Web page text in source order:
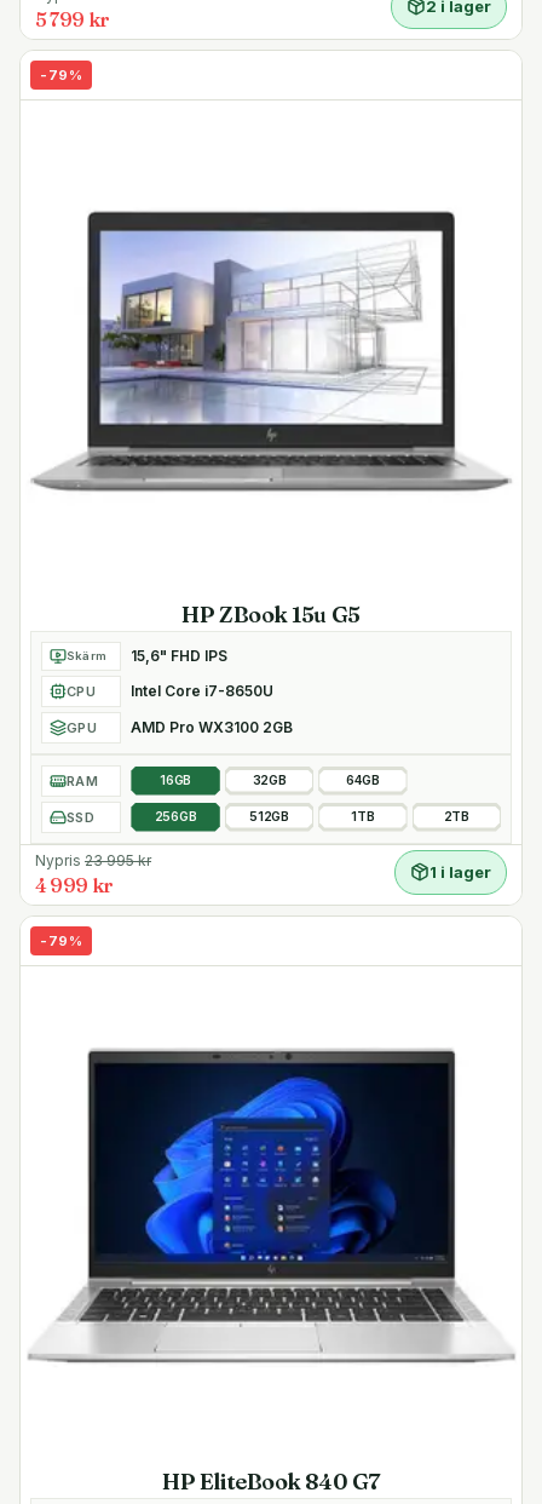
5 799 kr
2 i lager
- 79 %
HP ZBook 15u G5
Skärm 15,6" FHD IPS
CPU Intel Core i7-8650U
GPU AMD Pro WX3100 2GB
RAM 16GB 32GB 64GB
SSD 256GB 512GB 1TB 2TB
Nypris 23 995kr
4 999 kr
1 i lager
- 79 %
HP EliteBook 840 G7